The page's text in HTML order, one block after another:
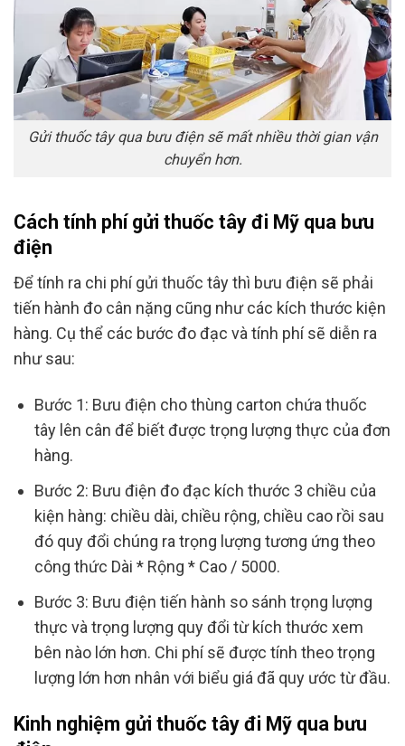
Gửi thuốc tây qua bưu điện sẽ mất nhiều thời gian vận
chuyển hơn.
Cách tính phí gửi thuốc tây đi Mỹ qua bưu
điện
Để tính ra chi phí gửi thuốc tây thì bưu điện sẽ phải
tiến hành đo cân nặng cũng như các kích thước kiện
hàng. Cụ thể các bước đo đạc và tính phí sẽ diễn ra
như sau:
Bước 1: Bưu điện cho thùng carton chứa thuốc
tây lên cân để biết được trọng lượng thực của đơn
hàng.
Bước 2: Bưu điện đo đạc kích thước 3 chiều của
kiện hàng: chiều dài, chiều rộng, chiều cao rồi sau
đó quy đổi chúng ra trọng lượng tương ứng theo
công thức Dài * Rộng * Cao / 5000.
Bước 3: Bưu điện tiến hành so sánh trọng lượng
thực và trọng lượng quy đổi từ kích thước xem
bên nào lớn hơn. Chi phí sẽ được tính theo trọng
lượng lớn hơn nhân với biểu giá đã quy ước từ đầu.
Kinh nghiệm gửi thuốc tây đi Mỹ qua bưu